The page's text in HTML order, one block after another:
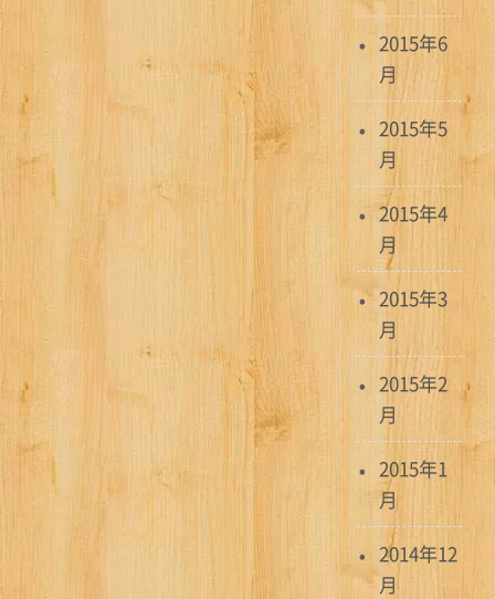
2015年6
月
2015年5
月
2015年4
月
2015年3
月
2015年2
月
2015年1
月
2014年12
月